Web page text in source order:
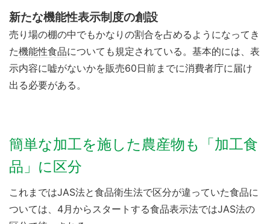
新たな機能性表示制度の創設
売り場の棚の中でもかなりの割合を占めるようになってき
た機能性食品についても規定されている。基本的には、表
示内容に嘘がないかを販売60日前までに消費者庁に届け
出る必要がある。
簡単な加工を施した農産物も「加工食
品」に区分
これまではJAS法と食品衛生法で区分が違っていた食品に
ついては、4月からスタートする食品表示法ではJAS法の